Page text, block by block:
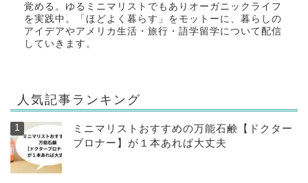
覚める。ゆるミニマリストでもありオーガニックライフ
を実践中。「ほどよく暮らす」をモットーに、暮らしの
アイデアやアメリカ生活・旅行・語学留学について配信
していきます。
人気記事ランキング
ミニマリストおすすめの万能石鹸【ドクター
ブロナー】が１本あれば大丈夫